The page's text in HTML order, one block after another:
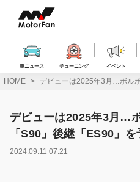
ス
車ニュース チューニング イベント
HOME デビューは2025年3月…ボル
デビューは2025年3月…
「S90」後継「ES90」を
2024.09.11 07:21